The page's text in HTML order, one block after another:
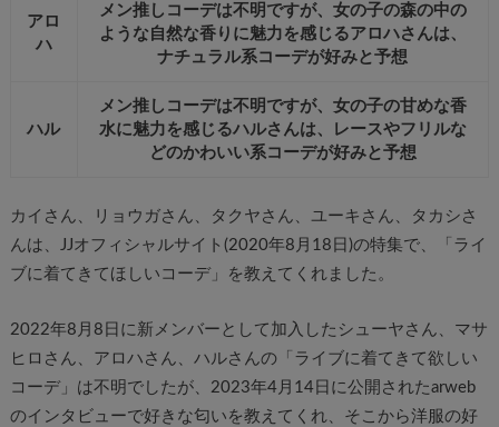
アロ
ハ
メン推しコーデは不明ですが、女の子の森の中の
ような自然な香りに魅力を感じるアロハさんは、
ナチュラル系コーデが好みと予想
ハル
メン推しコーデは不明ですが、女の子の甘めな香
水に魅力を感じるハルさんは、レースやフリルな
どのかわいい系コーデが好みと予想
カイさん、リョウガさん、タクヤさん、ユーキさん、タカシさ
んは、JJオフィシャルサイト(2020年8月18日)の特集で、「ライ
ブに着てきてほしいコーデ」を教えてくれました。
2022年8月8日に新メンバーとして加入したシューヤさん、マサ
ヒロさん、アロハさん、ハルさんの「ライブに着てきて欲しい
コーデ」は不明でしたが、2023年4月14日に公開されたarweb
のインタビューで好きな匂いを教えてくれ、そこから洋服の好